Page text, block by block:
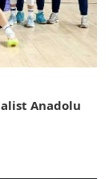
Anadolu